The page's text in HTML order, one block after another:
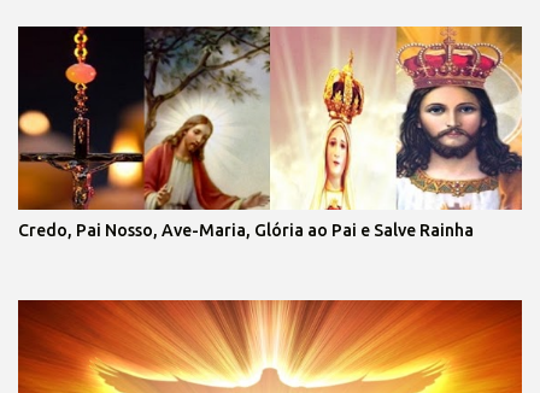
Credo, Pai Nosso, Ave-Maria, Glória ao Pai e Salve Rainha